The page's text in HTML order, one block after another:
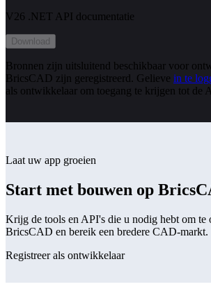
V26 .NET API documentatie
Download
Bronnen zijn uitsluitend beschikbaar voor
BricsCAD zijn geregistreerd. Gelieve in te
als ontwikkelaar om toegang te krijgen tot de
Laat uw app groeien
Start met bouwen op
Krijg de tools en API's die u nodig hebt om te
BricsCAD en bereik een bredere CAD-markt.
Registreer als ontwikkelaar